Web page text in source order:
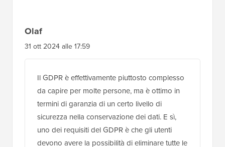
Olaf
31 ott 2024 alle 17:59
Il GDPR è effettivamente piuttosto complesso
da capire per molte persone, ma è ottimo in
termini di garanzia di un certo livello di
sicurezza nella conservazione dei dati. E sì,
uno dei requisiti del GDPR è che gli utenti
devono avere la possibilità di eliminare tutte le